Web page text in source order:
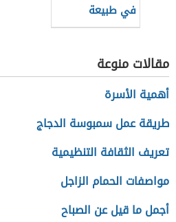
في طبيعة
المعرفة
مقالات منوعة
أهمية الأسرة
طريقة عمل سمبوسة الدجاج
تعريف الثقافة التنظيمية
مواصفات الحمام الزاجل
أجمل ما قيل عن الصباح